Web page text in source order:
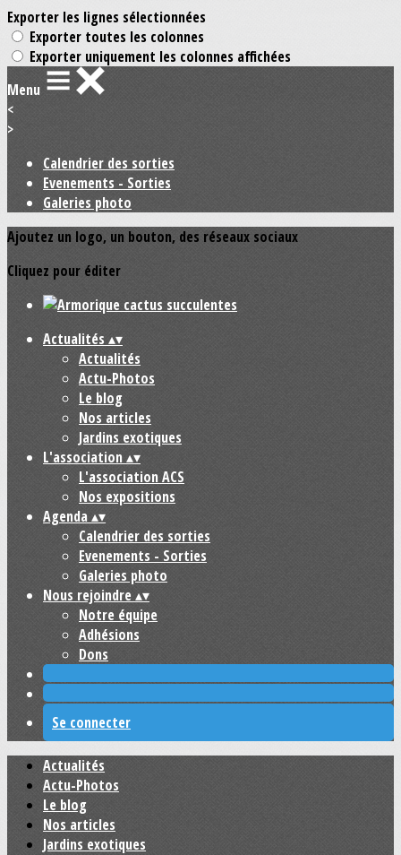
Exporter les lignes sélectionnées
Exporter toutes les colonnes
Exporter uniquement les colonnes affichées
Menu
<
>
Calendrier des sorties
Evenements - Sorties
Galeries photo
Ajoutez un logo, un bouton, des réseaux sociaux
Cliquez pour éditer
Actualités ▴▾
Actualités
Actu-Photos
Le blog
Nos articles
Jardins exotiques
L'association▴▾
L'association ACS
Nos expositions
Agenda▴▾
Calendrier des sorties
Evenements - Sorties
Galeries photo
Nous rejoindre ▴▾
Notre équipe
Adhésions
Dons
Se connecter
Actualités
Actu-Photos
Le blog
Nos articles
Jardins exotiques